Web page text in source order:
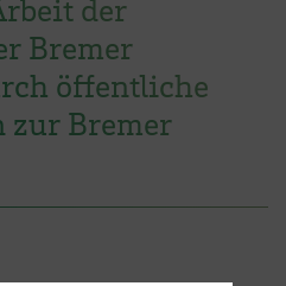
der
Bremer
öffentliche
zur Bremer